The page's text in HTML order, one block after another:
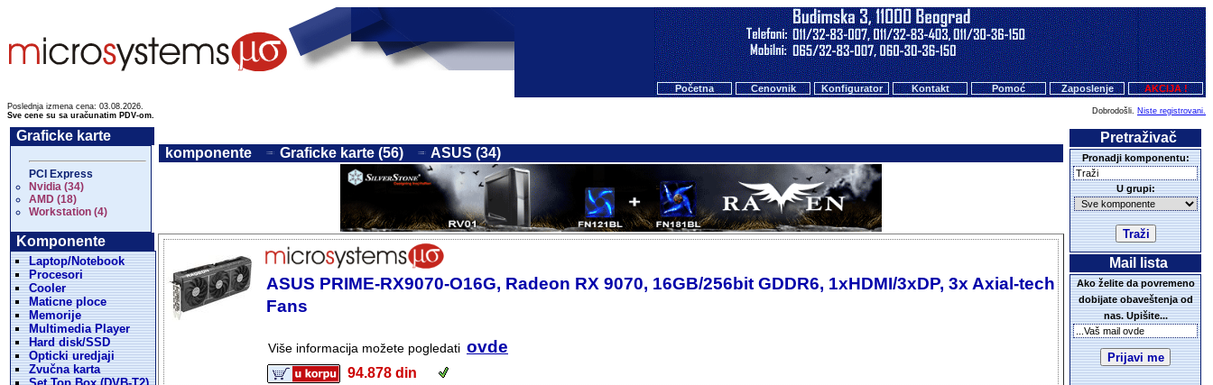
Početna Cenovnik Konfigurator Kontakt Pomoć Zaposlenje AKCIJA !
Poslednja izmena cena: 03.08.2026.
Sve cene su sa uračunatim PDV-om.
Dobrodošli. Niste registrovani.
Graficke karte
PCI Express
Nvidia (34)
AMD (18)
Workstation (4)
Komponente
Laptop/Notebook
Procesori
Cooler
Maticne ploce
Memorije
Multimedia Player
Hard disk/SSD
Opticki uredjaji
Zvučna karta
komponente Graficke karte (56) ASUS (34)
ASUS PRIME-RX9070-O16G, Radeon RX 9070, 16GB/256bit GDDR6, 1xHDMI/3xDP, 3x Axial-tech
Fans
Više informacija možete pogledati ovde
94.878 din
Pretraživač
Pronadji komponentu:
U grupi:
Mail lista
Ako želite da povremeno
dobijate obaveštenja od
nas. Upišite...